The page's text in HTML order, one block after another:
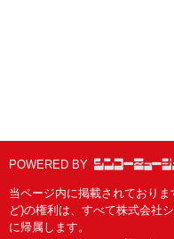
POWERED BY
当ページ内に掲載されており
ど)の権利は、すべて株式会社
に帰属します。